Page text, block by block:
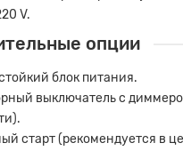
V.
опции
блок питания.
выключатель с
старт (рекомендуется в